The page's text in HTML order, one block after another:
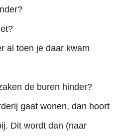
al toen je daar kwam
de buren hinder?
gaat wonen, dan hoort
Dit wordt dan (naar